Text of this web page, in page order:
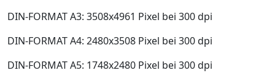
DIN-FORMAT A3: 3508x4961 Pixel bei 300 dpi
DIN-FORMAT A4: 2480x3508 Pixel bei 300 dpi
DIN-FORMAT A5: 1748x2480 Pixel bei 300 dpi